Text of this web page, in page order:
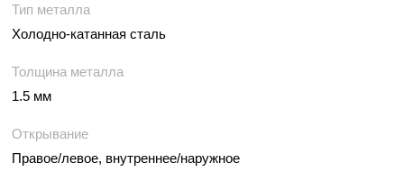
Тип металла
Холодно-катанная сталь
Толщина металла
1.5 мм
Открывание
Правое/левое, внутреннее/наружное